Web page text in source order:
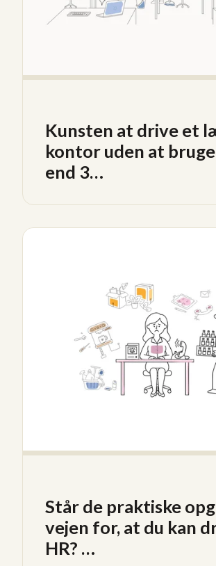
Kunsten at drive et
kontor uden at
end 3…
Står de praktiske
vejen for, at du kan
HR? …